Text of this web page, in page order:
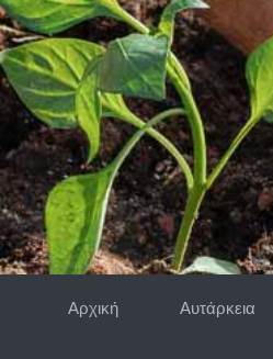
Μετάβαση
σε
περιεχόμενο
Αρχική Αυτάρκεια